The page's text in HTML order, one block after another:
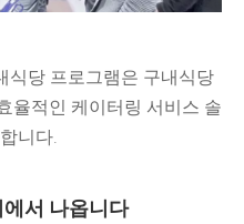
식당 프로그램은 구내식당
율적인 케이터링 서비스 솔
니다.
서 나옵니다